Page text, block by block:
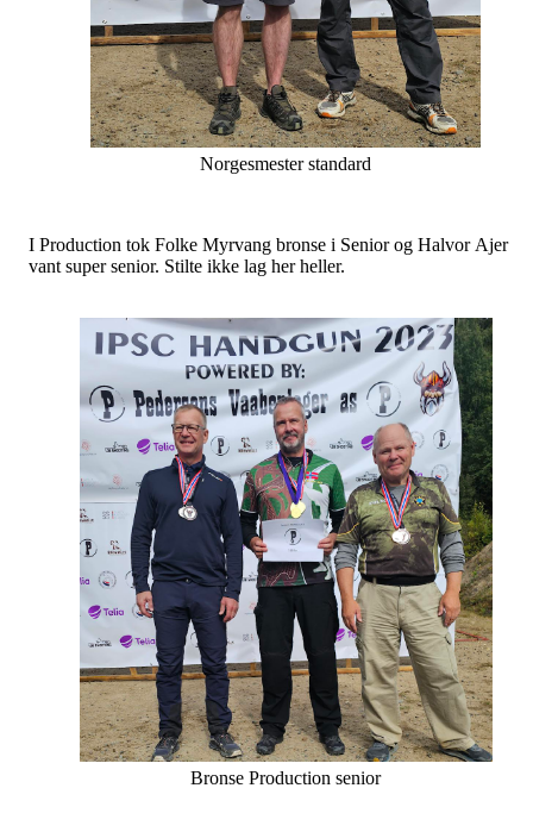
Norgesmester standard
I Production tok Folke Myrvang bronse i Senior og Halvor Ajer
vant super senior. Stilte ikke lag her heller.
Bronse Production senior